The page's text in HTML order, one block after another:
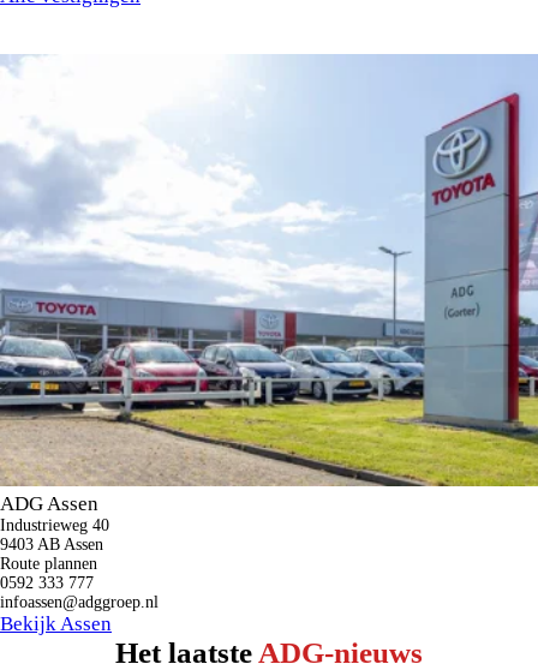
ADG Assen
Industrieweg 40
9403 AB Assen
Route plannen
0592 333 777
infoassen@adggroep.nl
Bekijk Assen
Het laatste ADG-nieuws